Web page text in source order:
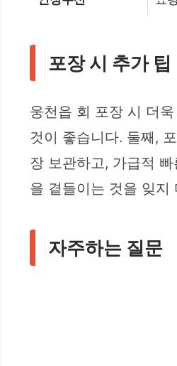
포장 시 추가 팁
웅천읍 회 포장 시 더
것이 좋습니다. 둘째,
장 보관하고, 가급적
을 곁들이는 것을 잊지
자주하는 질문